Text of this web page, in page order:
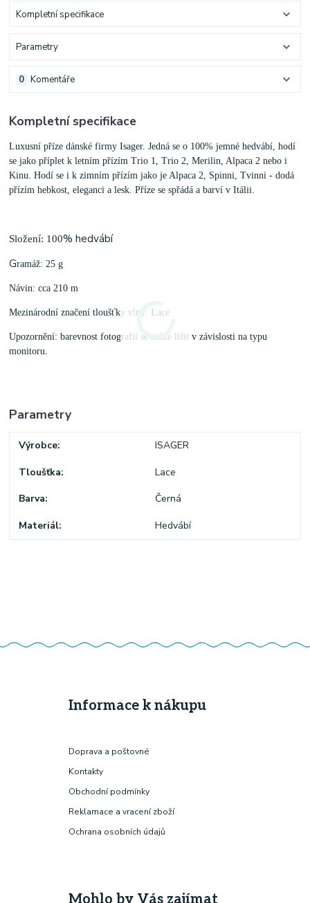
Kompletní specifikace
Parametry
Komentáře
0
Kompletní specifikace
Luxusní příze dánské firmy Isager. Jedná se o 100% jemné hedvábí, hodí
se jako příplet k letním přízím Trio 1, Trio 2, Merilin, Alpaca 2 nebo i
Kinu. Hodí se i k zimním přízím jako je Alpaca 2, Spinni, Tvinni - dodá
přízím hebkost, eleganci a lesk. Příze se spřádá a barví v Itálii.
Složení: 100% hedvábí
Gramáž: 25 g
Návin: cca 210 m
Mezinárodní značení tloušťky vlny: Lace
Upozornění: barevnost fotografií se může lišit v závislosti na typu
monitoru.
Parametry
Výrobce ISAGER
Tloušťka Lace
Barva Černá
Materiál Hedvábí
Informace k nákupu
Doprava a poštovné
Kontakty
Obchodní podmínky
Reklamace a vracení zboží
Ochrana osobních údajů
Mohlo by Vás zajímat